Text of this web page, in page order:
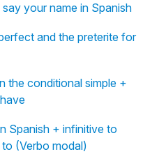
your name in Spanish
and the preterite for
the conditional simple +
Spanish + infinitive to
(Verbo modal)